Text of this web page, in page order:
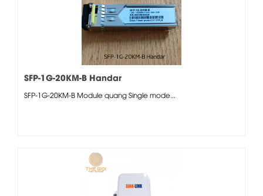
SFP-1G-20KM-B Handar
SFP-1G-20KM-B Module quang Single mode...